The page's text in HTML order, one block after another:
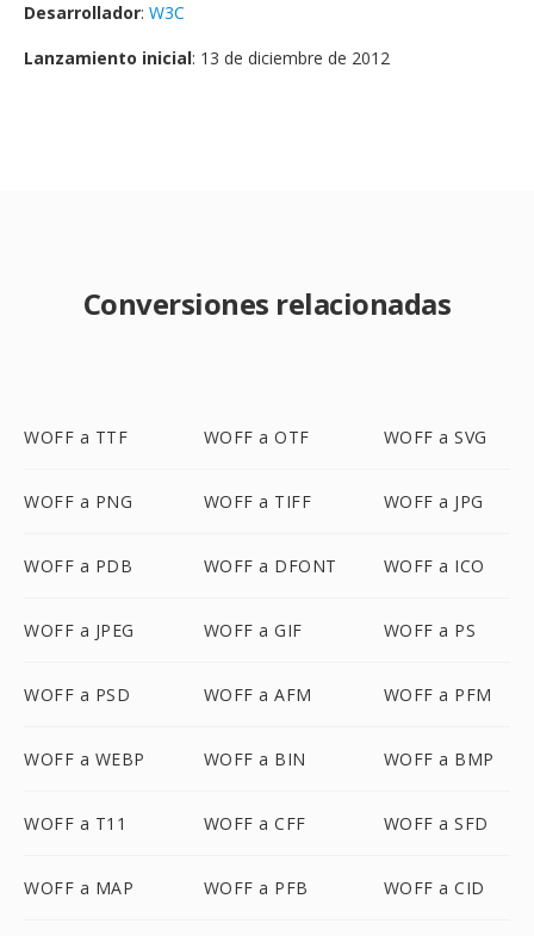
Desarrollador: W3C
Lanzamiento inicial: 13 de diciembre de 2012
Conversiones relacionadas
WOFF a TTF WOFF a OTF WOFF a SVG
WOFF a PNG WOFF a TIFF WOFF a JPG
WOFF a PDB WOFF a DFONT WOFF a ICO
WOFF a JPEG WOFF a GIF WOFF a PS
WOFF a PSD WOFF a AFM WOFF a PFM
WOFF a WEBP WOFF a BIN WOFF a BMP
WOFF a T11 WOFF a CFF WOFF a SFD
WOFF a MAP WOFF a PFB WOFF a CID